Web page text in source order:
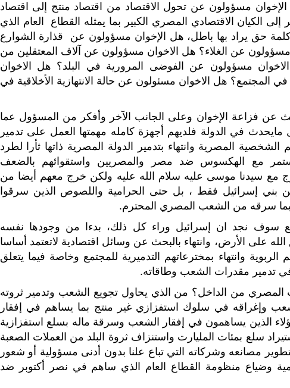
مسؤولون عن تحول الاقتصاد من اقتصاد منتج إلى اقتصاد
الكيان الاقتصادي المصري الكبير بما يمثله القطاع العام الذي
حق يراد بها باطل، هل الإخوان مسؤولون عن قذارة الشوارع
مسؤولون عن الغلاء؟ هل الاخوان مسؤولون عن آلاف المعتقلين من
مسؤولون عن الفوضى المرورية في البلد؟ هل الاخوان
المجتمع؟ هل الاخوان مسئولون عن حالة الانتهازية الأخلاقية في
عن فزاعة الإخوان وعلى الجانب الآخر وأفكر من المسؤول عما
في الدولة فلديهم أجهزة كامله مهمتها العمل على تدمير
المصرية وانتهاء بتدمير الدولة المصرية ذاتها ثأرا لطرد
مع الهكسوس ضد مصر والمصريين واستقوائهم بالضعف
مع سيدنا موسى عليه سلام الله عليه ولكن خرج معهم أيضا من
بني إسرائيل فقط ، بل حتى الحرامية واللصوص الذين سرقوا
سرقه من الشعب المصري المحترم.
سوف نجد ان إسرائيل وراء كل ذلك، بدءا من وجودها نفسه
على الأرض، وانتهاء بالبحث عن وسائل اقتصادية لاتعتمد أساسا
وانتهاء بمخترعاتهم التدميرية للمجتمع وخاصة فيما يتعلق
تدمير مقدرات الشعب وطاقاته.
المصري من الداخل؟ من الذي يحاول تجويع الشعب وتدمير ثروته
وإغراقه في سلوك استفزازي غير منتج بما يساهم في إفقار
هؤلاء الذين يساهمون في إفقار الشعب وسرقة ماله بسلع استفزازية
سلع بمئات المليارت واستنزاف ثروة البلد من العملات الصعبة
مصانعه وشركاته التي تباع علنا بدون أدنى مسؤولية أو شعور
وضياع منظومة القطاع العام الذي ساهم في نصر أكتوبر ضد